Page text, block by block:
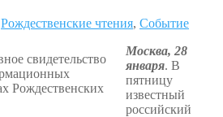
Рождественские чтения, Событие
Москва, 28
января. В
пятницу
известный
российский